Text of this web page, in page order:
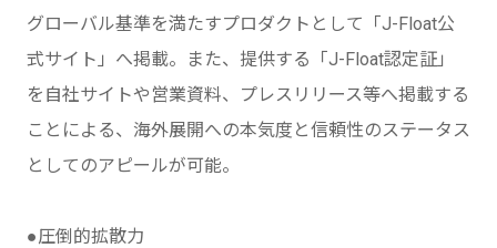
グローバル基準を満たすプロダクトとして「J-Float公
式サイト」へ掲載。また、提供する「J-Float認定証」
を自社サイトや営業資料、プレスリリース等へ掲載する
ことによる、海外展開への本気度と信頼性のステータス
としてのアピールが可能。
●圧倒的拡散力